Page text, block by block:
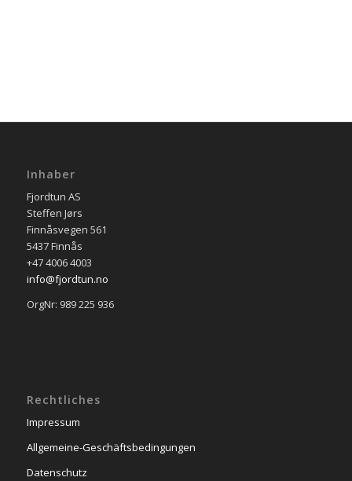
Inhaber
Fjordtun AS
Steffen Jørs
Finnåsvegen 561
5437 Finnås
+47 4006 4003
info@fjordtun.no
OrgNr: 989 225 936
Rechtliches
Impressum
Allgemeine-Geschäftsbedingungen
Datenschutz